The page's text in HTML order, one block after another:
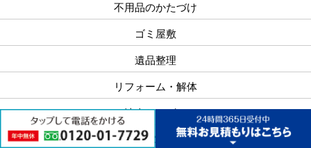
不用品のかたづけ
ゴミ屋敷
遺品整理
リフォーム・解体
法人サービス
ナナフクの強み